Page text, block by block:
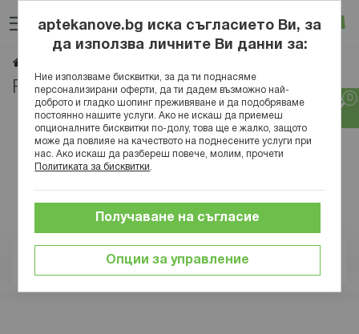
към
съдържанието
Вход
PETIT CHENE
Позиция
aptekanove.bg иска съгласието Ви, за
да използва личните Ви данни за:
Ние използваме бисквитки, за да ти поднасяме
персонализирани оферти, да ти дадем възможно най-
доброто и гладко шопинг преживяване и да подобряваме
постоянно нашите услуги. Ако не искаш да приемеш
опционалните бисквитки по-долу, това ще е жалко, защото
може да повлияе на качеството на поднесените услуги при
нас. Ако искаш да разбереш повече, молим, прочети
Политиката за бисквитки
Опции за управление
Получаване на съгласие